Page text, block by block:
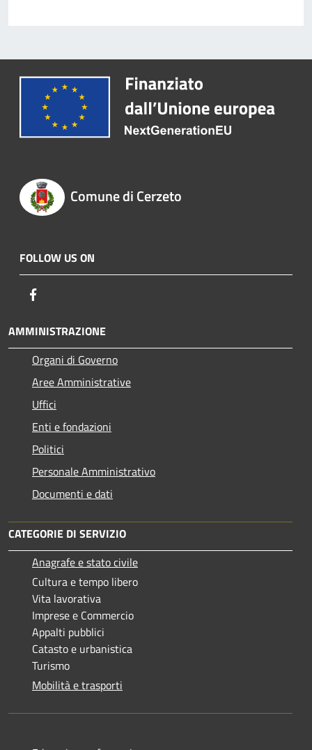
Comune di Cerzeto
FOLLOW US ON
AMMINISTRAZIONE
Organi di Governo
Aree Amministrative
Uffici
Enti e fondazioni
Politici
Personale Amministrativo
Documenti e dati
CATEGORIE DI SERVIZIO
Anagrafe e stato civile
Cultura e tempo libero
Vita lavorativa
Imprese e Commercio
Appalti pubblici
Catasto e urbanistica
Turismo
Mobilità e trasporti